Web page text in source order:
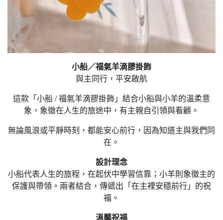
小船／福氣羊滴膠掛飾
與主同行，平安啟航
這款「小船 / 福氣羊滴膠掛飾」結合小船與小羊的溫柔意
象，象徵在人生的旅途中，有主親自引領與看顧。
無論風浪或平靜時刻，都能安心前行，因為知道主與我們同
在。
設計理念
小船代表人生的旅程，在起伏中學習信靠；小羊則象徵主的
保護與帶領。兩者結合，傳遞出「在主裡安穩前行」的祝
福。
溫馨祝福